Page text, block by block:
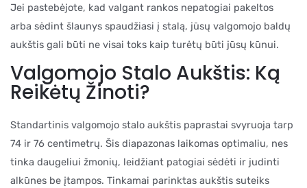
Jei pastebėjote, kad valgant rankos nepatogiai pakeltos
arba sėdint šlaunys spaudžiasi į stalą, jūsų valgomojo baldų
aukštis gali būti ne visai toks kaip turėtų būti jūsų kūnui.
Valgomojo Stalo Aukštis: Ką
Reikėtų Žinoti?
Standartinis valgomojo stalo aukštis paprastai svyruoja tarp
74 ir 76 centimetrų. Šis diapazonas laikomas optimaliu, nes
tinka daugeliui žmonių, leidžiant patogiai sėdėti ir judinti
alkūnes be įtampos. Tinkamai parinktas aukštis suteiks